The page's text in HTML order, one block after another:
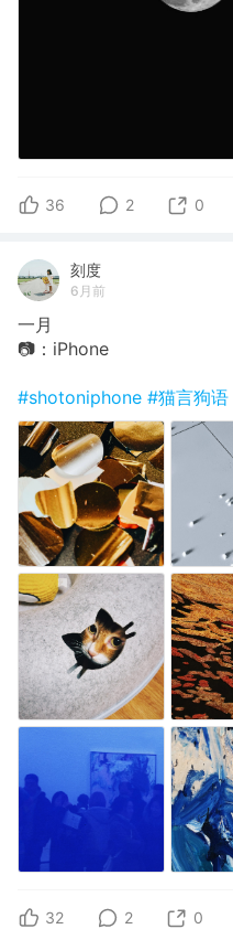
36 2 0
刻度
6月前
一月
📷：iPhone
#shotoniphone #猫言狗语
32 2 0